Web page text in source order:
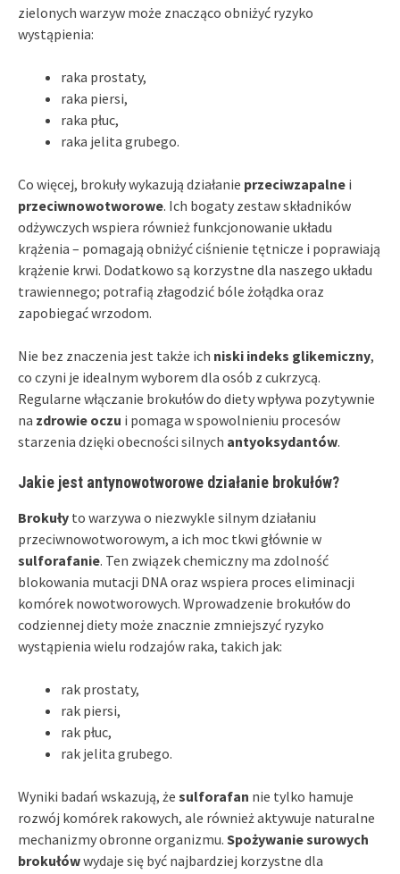
zielonych warzyw może znacząco obniżyć ryzyko
wystąpienia:
raka prostaty,
raka piersi,
raka płuc,
raka jelita grubego.
Co więcej, brokuły wykazują działanie przeciwzapalne i
przeciwnowotworowe. Ich bogaty zestaw składników
odżywczych wspiera również funkcjonowanie układu
krążenia – pomagają obniżyć ciśnienie tętnicze i poprawiają
krążenie krwi. Dodatkowo są korzystne dla naszego układu
trawiennego; potrafią złagodzić bóle żołądka oraz
zapobiegać wrzodom.
Nie bez znaczenia jest także ich niski indeks glikemiczny,
co czyni je idealnym wyborem dla osób z cukrzycą.
Regularne włączanie brokułów do diety wpływa pozytywnie
na zdrowie oczu i pomaga w spowolnieniu procesów
starzenia dzięki obecności silnych antyoksydantów.
Jakie jest antynowotworowe działanie brokułów?
Brokuły to warzywa o niezwykle silnym działaniu
przeciwnowotworowym, a ich moc tkwi głównie w
sulforafanie. Ten związek chemiczny ma zdolność
blokowania mutacji DNA oraz wspiera proces eliminacji
komórek nowotworowych. Wprowadzenie brokułów do
codziennej diety może znacznie zmniejszyć ryzyko
wystąpienia wielu rodzajów raka, takich jak:
rak prostaty,
rak piersi,
rak płuc,
rak jelita grubego.
Wyniki badań wskazują, że sulforafan nie tylko hamuje
rozwój komórek rakowych, ale również aktywuje naturalne
mechanizmy obronne organizmu. Spożywanie surowych
brokułówwydaje się być najbardziej korzystne dla